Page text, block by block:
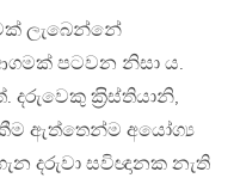
ලැබෙන්නේ
පටවන නිසා ය.
ක‍්‍රිස්තියානි,
ඇත්තෙන්ම අයෝග්‍ය
දරුවා සවිඥානක නැති